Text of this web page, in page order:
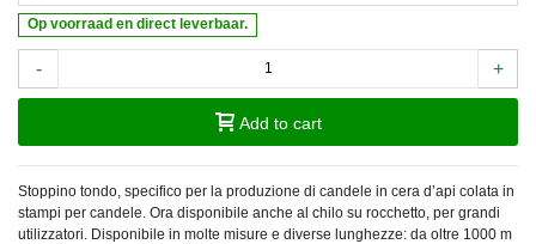
Op voorraad en direct leverbaar.
- +
Add to cart
Stoppino tondo, specifico per la produzione di candele in cera d’api colata in
stampi per candele. Ora disponibile anche al chilo su rocchetto, per grandi
utilizzatori. Disponibile in molte misure e diverse lunghezze: da oltre 1000 m